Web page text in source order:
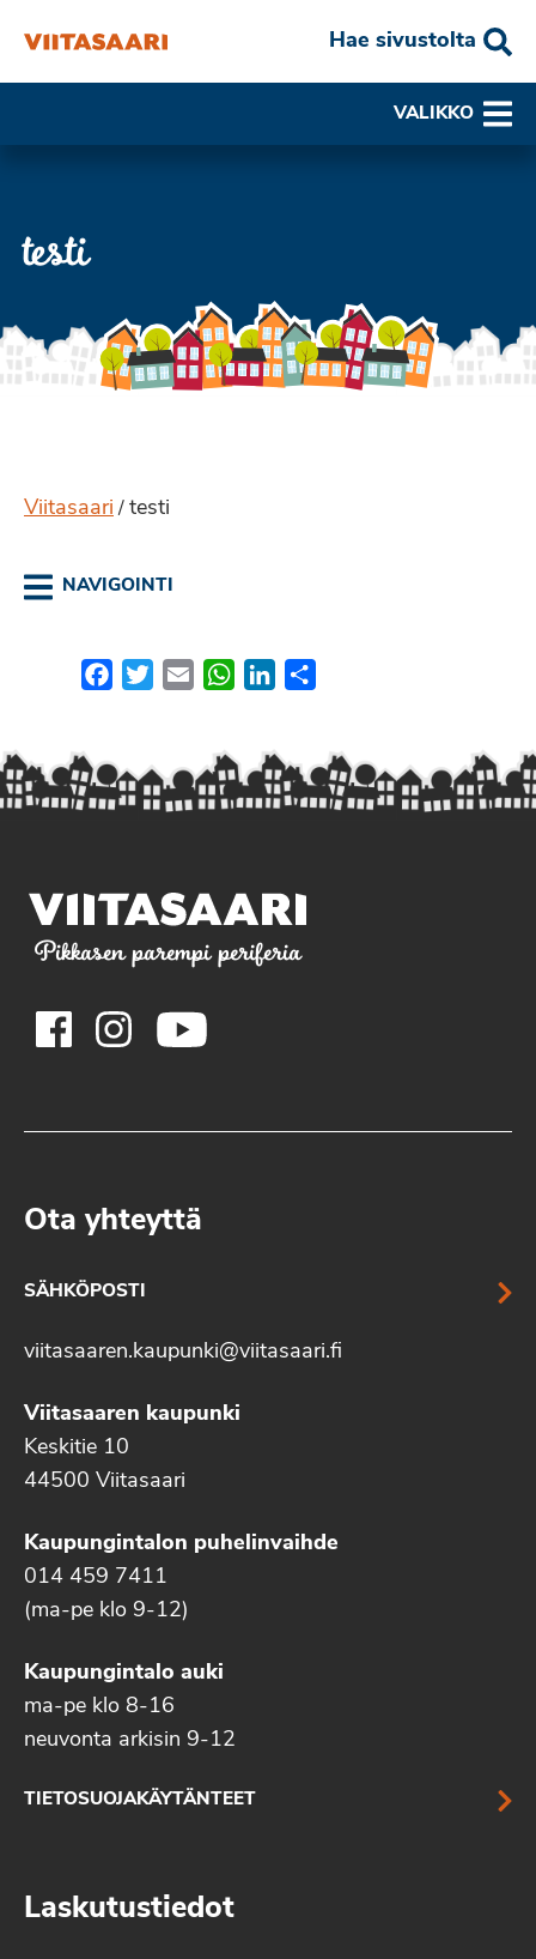
Hae sivustolta
VALIKKO
testi
Viitasaari / testi
NAVIGOINTI
FacebookTwitterEmail WhatsApp
LinkedIn
Pikkasen parempi periferia
Ota yhteyttä
SÄHKÖPOSTI
viitasaaren.kaupunki@viitasaari.fi
Viitasaaren kaupunki
Keskitie 10
44500 Viitasaari
Kaupungintalon puhelinvaihde
014 459 7411
(ma-pe klo 9-12)
Kaupungintalo auki
ma-pe klo 8-16
neuvonta arkisin 9-12
TIETOSUOJAKÄYTÄNTEET
Laskutustiedot